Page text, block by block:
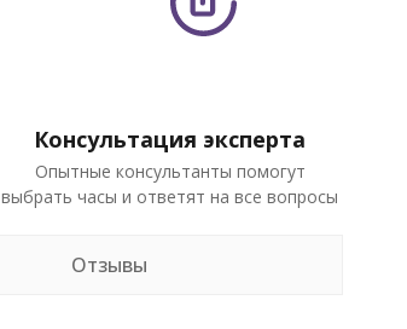
Консультация эксперта
Опытные консультанты помогут
выбрать часы и ответят на все вопросы
Отзывы